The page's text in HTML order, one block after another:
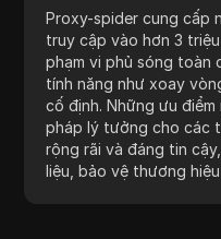
Proxy-spider cung cấp
truy cập vào hơn 3
phạm vi phủ sóng toàn
tính năng như xoay
cố định. Những ưu
pháp lý tưởng cho các
rộng rãi và đáng tin
liệu, bảo vệ thương